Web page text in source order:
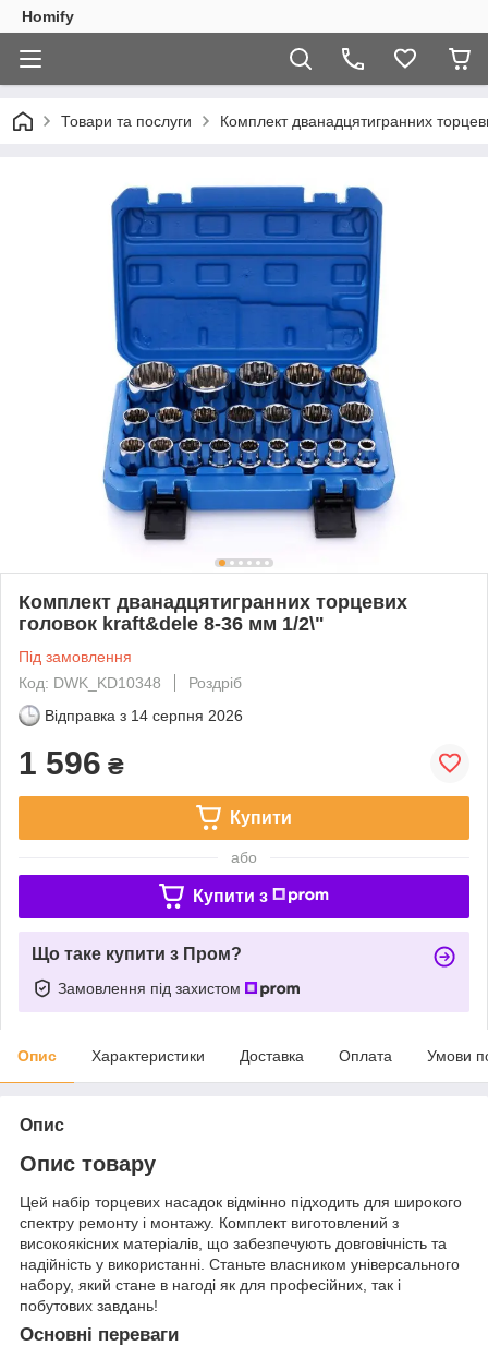
Homify
Товари та послуги Комплект дванадцятигранних
Комплект дванадцятигранних торцевих
головок kraft&dele 8-36 мм 1/2\"
Під замовлення
Код: DWK_KD10348
Роздріб
Відправка з 14 серпня 2026
1 596 ₴
Купити
або
Купити з
Що таке купити з Пром?
Замовлення під захистом
Опис Характеристики Доставка Оплата Умови
Опис
Опис товару
Цей набір торцевих насадок відмінно підходить для широкого
спектру ремонту і монтажу. Комплект виготовлений з
високоякісних матеріалів, що забезпечують довговічність та
надійність у використанні. Станьте власником універсального
набору, який стане в нагоді як для професійних, так і
побутових завдань!
Основні переваги